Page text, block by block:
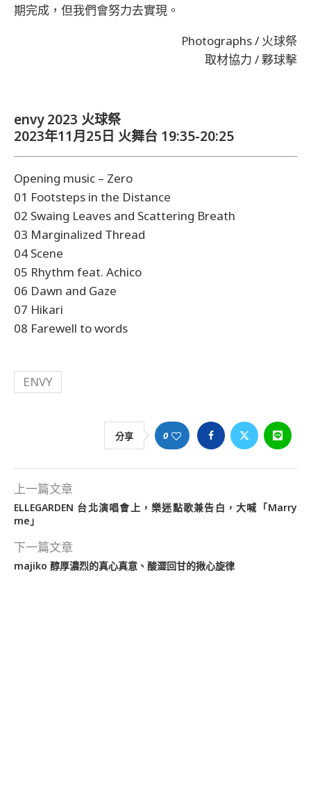
期完成，但我們會努力去實現。
Photographs / 火球祭
取材協力 / 夥球擊
envy 2023 火球祭
2023年11月25日 火舞台 19:35-20:25
Opening music – Zero
01 Footsteps in the Distance
02 Swaing Leaves and Scattering Breath
03 Marginalized Thread
04 Scene
05 Rhythm feat. Achico
06 Dawn and Gaze
07 Hikari
08 Farewell to words
ENVY
分享 0
上一篇文章
ELLEGARDEN 台北演唱會上，樂迷點歌兼告白，大喊「Marry
me」
下一篇文章
majiko 醇厚濃烈的真心真意、酸澀回甘的揪心旋律